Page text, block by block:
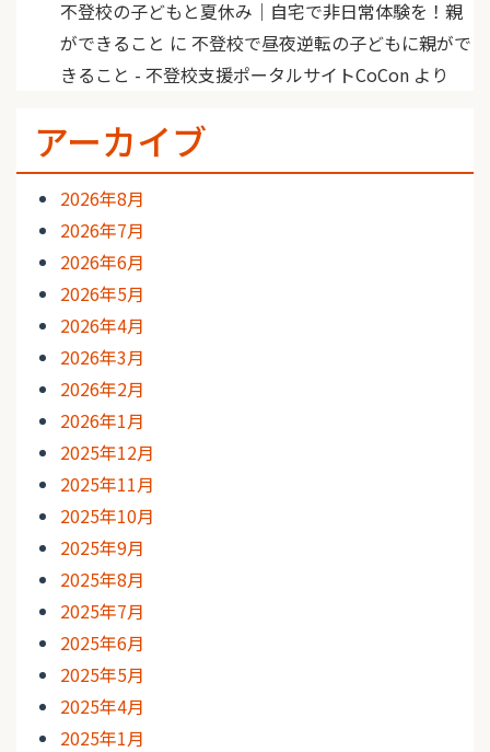
不登校の子どもと夏休み｜自宅で非日常体験を！親
ができること に 不登校で昼夜逆転の子どもに親がで
きること - 不登校支援ポータルサイトCoCon より
アーカイブ
2026年8月
2026年7月
2026年6月
2026年5月
2026年4月
2026年3月
2026年2月
2026年1月
2025年12月
2025年11月
2025年10月
2025年9月
2025年8月
2025年7月
2025年6月
2025年5月
2025年4月
2025年1月